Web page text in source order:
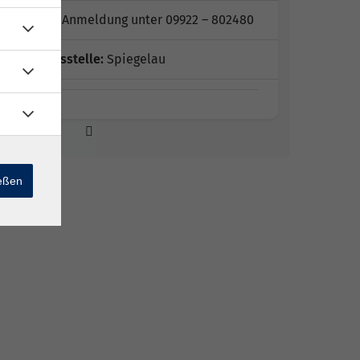
Anmeldung unter 09922 – 802480
Geschäftsstelle: Spiegelau